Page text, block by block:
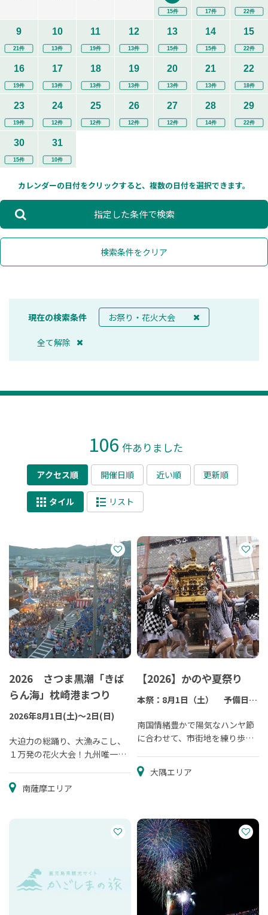
15件 17件 22件
9
21件
10
13件
11
19件
12
13件
13
15件
14
15件
15
22件
16
19件
17
13件
18
13件
19
13件
20
13件
21
13件
22
18件
23
19件
24
12件
25
12件
26
12件
27
12件
28
14件
29
22件
30
15件
31
10件
カレンダーの日付をクリックすると、複数の日付を選択できます。
指定した条件で検索
検索条件をクリア
現在の検索条件 お祭り・花火大会
全て解除
106 件ありました
アクセス順 開催日順 近い順 更新順
タイル リスト
2026 さつま黒潮「きば
らん海」枕崎港まつり
2026年8月1日(土)～2日(日)
大迫力の総踊り、大漁みこし、
１万発の花火大会！九州唯一に
南薩摩エリア
【2026】かのや夏祭り
本祭：8月1日（土） 予備日：
前夜祭：7月31日（金）
南国情緒豊かで陽気なハンヤ節
に合わせて、市街地を練り歩く
大隅エリア